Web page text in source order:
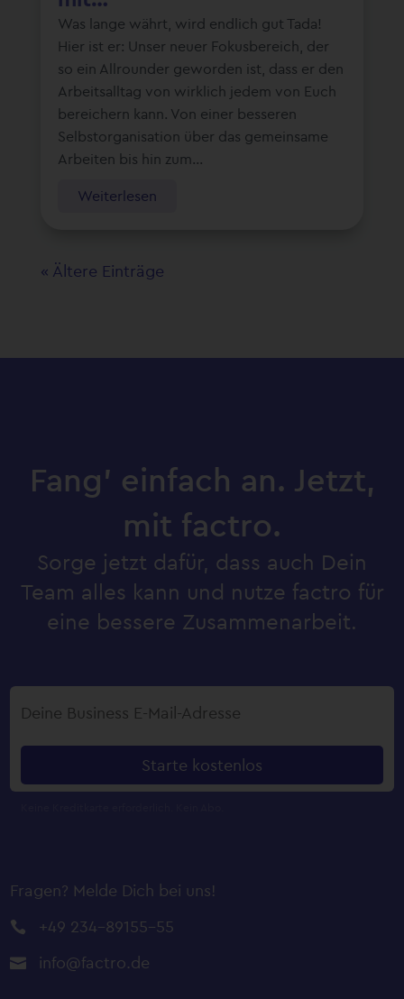
Was lange währt, wird endlich gut Tada!
Hier ist er: Unser neuer Fokusbereich, der
so ein Allrounder geworden ist, dass er den
Arbeitsalltag von wirklich jedem von Euch
bereichern kann. Von einer besseren
Selbstorganisation über das gemeinsame
Arbeiten bis hin zum...
Weiterlesen
« Ältere Einträge
Fang’ einfach an. Jetzt,
mit factro.
Sorge jetzt dafür, dass auch Dein
Team alles kann und nutze factro für
eine bessere Zusammenarbeit.
Starte kostenlos
Fragen? Melde Dich bei uns!
 +49 234-89155-55
 info@factro.de